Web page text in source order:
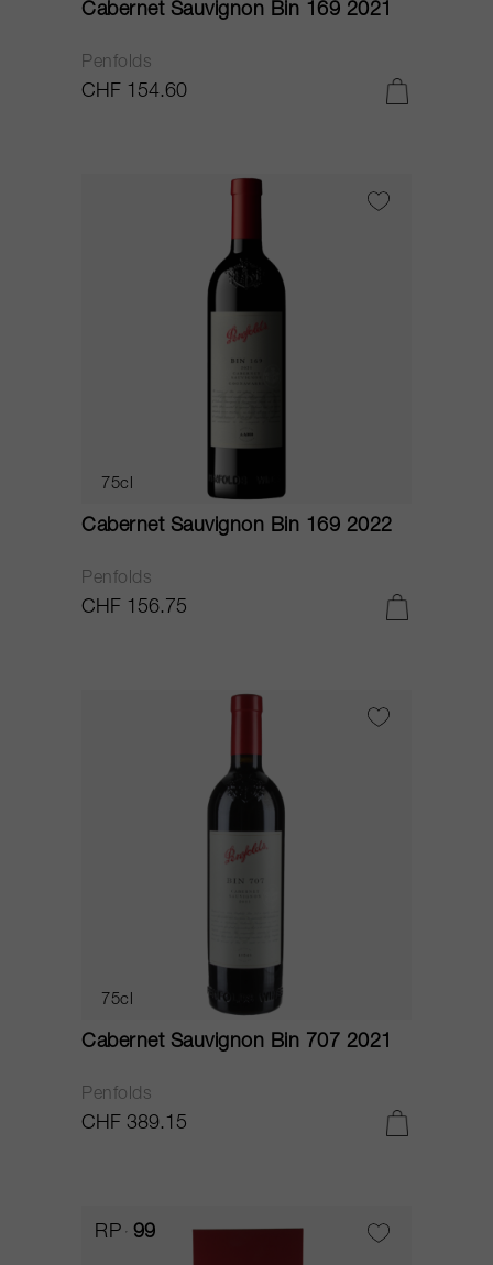
Cabernet Sauvignon Bin 169 2021
Penfolds
CHF 154.60
75cl
Cabernet Sauvignon Bin 169 2022
Penfolds
CHF 156.75
75cl
Cabernet Sauvignon Bin 707 2021
Penfolds
CHF 389.15
RP 99